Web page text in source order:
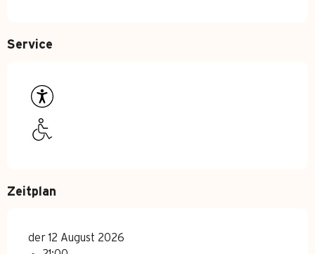
Service
Zeitplan
der 12 August 2026